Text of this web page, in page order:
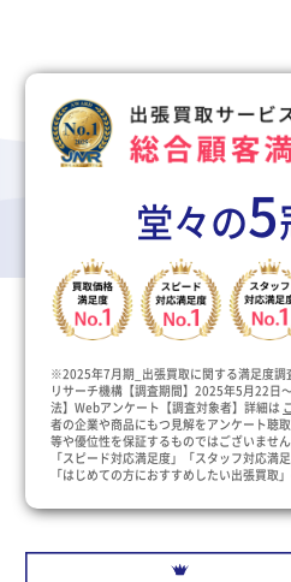
堂々の5
※2025年7月期_出張買取に関する満足度調
リサーチ機構【調査期間】2025年5月22
法】Webアンケート【調査対象者】詳細は
者の企業や商品にもつ見解をアンケート聴
等や優位性を保証するものではございませ
「スピード対応満足度」「スタッフ対応満
「はじめての方におすすめしたい出張買取